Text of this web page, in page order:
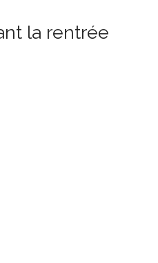
la rentrée